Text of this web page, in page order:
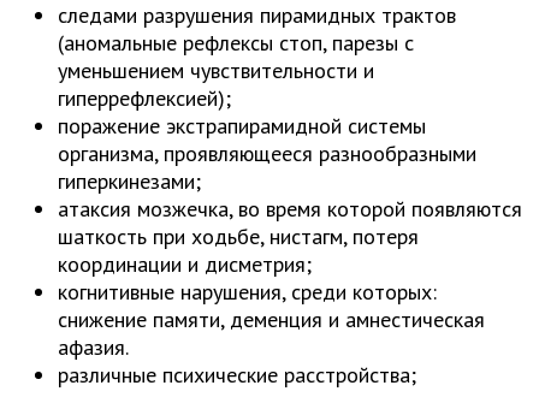
следами разрушения пирамидных трактов
(аномальные рефлексы стоп, парезы с
уменьшением чувствительности и
гиперрефлексией);
поражение экстрапирамидной системы
организма, проявляющееся разнообразными
гиперкинезами;
атаксия мозжечка, во время которой появляются
шаткость при ходьбе, нистагм, потеря
координации и дисметрия;
когнитивные нарушения, среди которых:
снижение памяти, деменция и амнестическая
афазия.
различные психические расстройства;